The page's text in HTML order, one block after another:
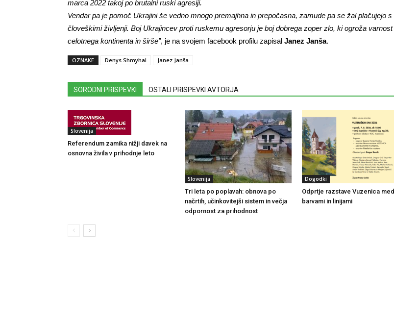
marca 2022 takoj po brutalni ruski agresiji.
Vendar pa je pomoč Ukrajini še vedno mnogo premajhna in prepočasna, zamude pa se žal plačujejo s
človeškimi življenji. Boj Ukrajincev proti ruskemu agresorju je boj dobrega zoper zlo, ki ogroža varnost
celotnega kontinenta in širše”, je na svojem facebook profilu zapisal Janez Janša.
OZNAKE Denys Shmyhal Janez Janša
SORODNI PRISPEVKI OSTALI PRISPEVKI AVTORJA
Slovenija
Referendum zamika nižji davek na
osnovna živila v prihodnje leto
Slovenija
Tri leta po poplavah: obnova po
načrtih, učinkovitejši sistem in večja
odpornost za prihodnost
Dogodki
Odprtje razstave Vuzenica med
barvami in linijami